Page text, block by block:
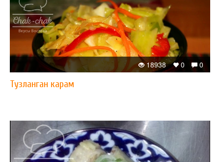
0
0
18938
Тузланган карам